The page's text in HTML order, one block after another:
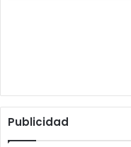
Publicidad